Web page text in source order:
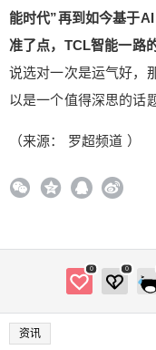
能时代”再到如今基于
准了点，TCL智能一路
说选对一次是运气好，
以是一个值得深思的话题
（来源： 罗超频道 ）
0 0
资讯